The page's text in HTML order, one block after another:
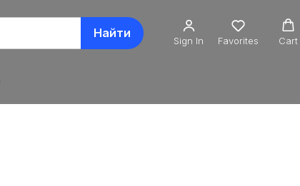
Найти
Sign In Favorites Cart